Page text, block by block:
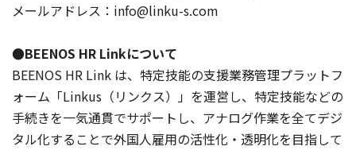
メールアドレス：info@linku-s.com
●BEENOS HR Linkについて
BEENOS HR Link は、特定技能の支援業務管理プラットフ
ォーム「Linkus（リンクス）」を運営し、特定技能などの
手続きを一気通貫でサポートし、アナログ作業を全てデジ
タル化することで外国人雇用の活性化・透明化を目指して